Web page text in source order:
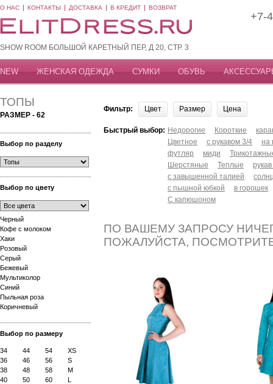
О НАС КОНТАКТЫ ДОСТАВКА В КРЕДИТ ВОЗВРАТ
SHOW ROOM БОЛЬШОЙ КАРЕТНЫЙ ПЕР, Д 20, СТР. 3
+7-
NEW ЖЕНСКАЯ ОДЕЖДА СУМКИ ОБУВЬ
ТОПЫ
РАЗМЕР - 62
Выбор по разделу
Выбор по цвету
Черный
Кофе с молоком
Хаки
Розовый
Серый
Бежевый
Мультиколор
Синий
Пыльная роза
Коричневый
Выбор по размеру
34 44 54
XS
36
46 56
S
38
48 58
M
40
50 60
L
Фильтр: Цвет Размер Цена
Быстрый выбор: Недорогие Короткие
Цветное
с рукавом 3/4
на
футляр
миди
Шерстяные
Теплые
с завышенной талией
с пышной юбкой
в горошек
С капюшоном
ПО ВАШЕМУ ЗАПРОСУ
ПОЖАЛУЙСТА,